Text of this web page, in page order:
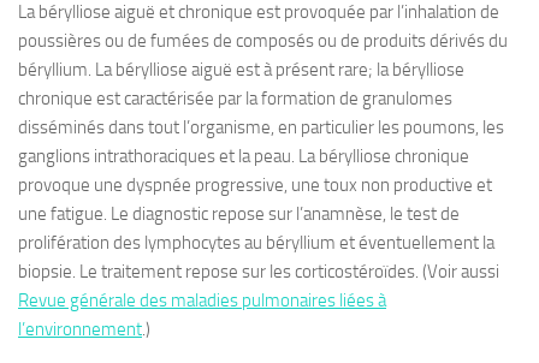
La bérylliose aiguë et chronique est provoquée par l’inhalation de
poussières ou de fumées de composés ou de produits dérivés du
béryllium. La bérylliose aiguë est à présent rare; la bérylliose
chronique est caractérisée par la formation de granulomes
disséminés dans tout l’organisme, en particulier les poumons, les
ganglions intrathoraciques et la peau. La bérylliose chronique
provoque une dyspnée progressive, une toux non productive et
une fatigue. Le diagnostic repose sur l’anamnèse, le test de
prolifération des lymphocytes au béryllium et éventuellement la
biopsie. Le traitement repose sur les corticostéroïdes. (Voir aussi
Revue générale des maladies pulmonaires liées à
l’environnement.)